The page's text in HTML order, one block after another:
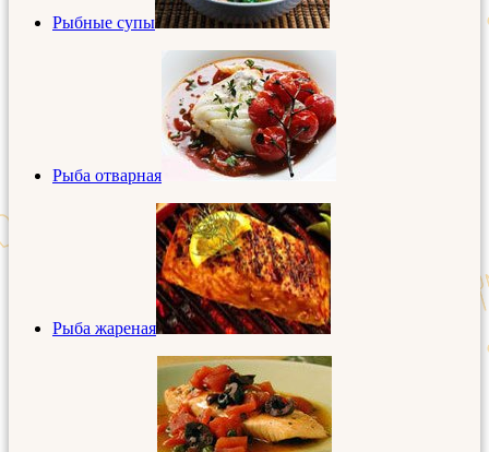
Рыбные супы
Рыба отварная
Рыба жареная